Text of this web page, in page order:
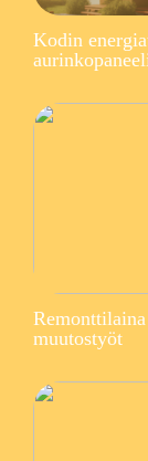
Kodin
muutostyöt